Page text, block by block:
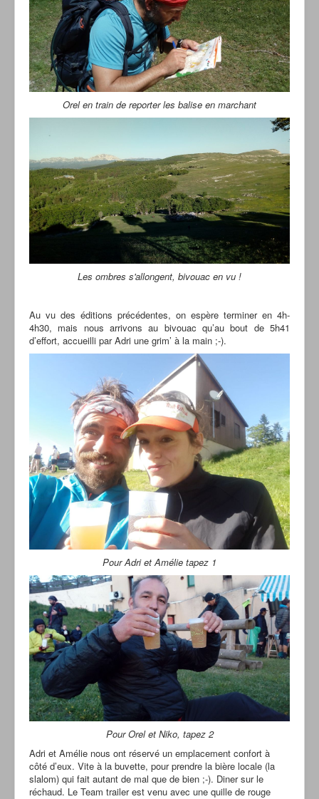
Orel en train de reporter les balise en marchant
Les ombres s'allongent, bivouac en vu !
Au vu des éditions précédentes, on espère terminer en 4h-
4h30, mais nous arrivons au bivouac qu’au bout de 5h41
d’effort, accueilli par Adri une grim’ à la main ;-).
Pour Adri et Amélie tapez 1
Pour Orel et Niko, tapez 2
Adri et Amélie nous ont réservé un emplacement confort à
côté d’eux. Vite à la buvette, pour prendre la bière locale (la
slalom) qui fait autant de mal que de bien ;-). Diner sur le
réchaud. Le Team trailer est venu avec une quille de rouge